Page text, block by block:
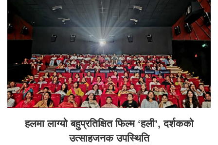
हलमा लाग्यो बहुप्रतिक्षित फिल्म ‘हली’, दर्शकको
उत्साहजनक उपस्थिति